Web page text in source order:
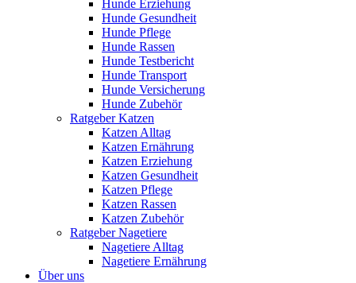
Hunde Erziehung
Hunde Gesundheit
Hunde Pflege
Hunde Rassen
Hunde Testbericht
Hunde Transport
Hunde Versicherung
Hunde Zubehör
Ratgeber Katzen
Katzen Alltag
Katzen Ernährung
Katzen Erziehung
Katzen Gesundheit
Katzen Pflege
Katzen Rassen
Katzen Zubehör
Ratgeber Nagetiere
Nagetiere Alltag
Nagetiere Ernährung
Über uns